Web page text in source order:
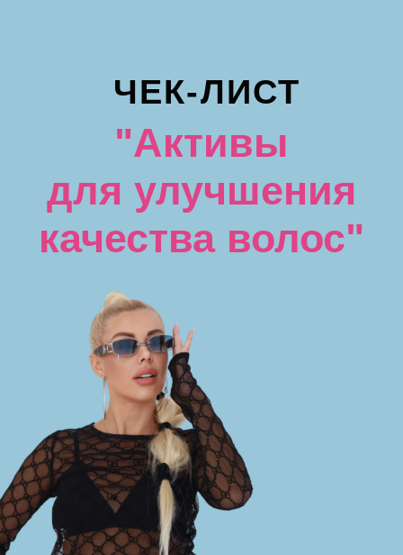
Татьяна Лисина,
"Активы
для улучшения
тренер-эксперт
колористики,
мастер
международного
класса